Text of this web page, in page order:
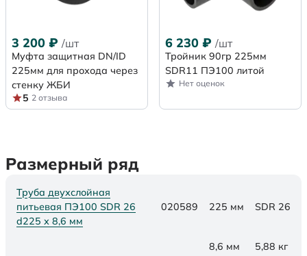
3 200 ₽ /шт
Муфта защитная DN/ID
225мм для прохода через
стенку ЖБИ
5 2 отзыва
6 230 ₽ /шт
Тройник 90гр 225мм
SDR11 ПЭ100 литой
Нет оценок
Размерный ряд
Труба двухслойная
питьевая ПЭ100 SDR 26
d225 х 8,6 мм
020589 225 мм SDR 26
8,6 мм 5,88 кг